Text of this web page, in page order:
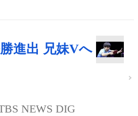
進出 兄妹Vへ
NEWS DIG